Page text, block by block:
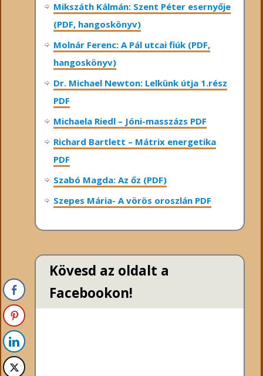
Mikszáth Kálmán: Szent Péter esernyője
(PDF, hangoskönyv)
Molnár Ferenc: A Pál utcai fiúk (PDF,
hangoskönyv)
Dr. Michael Newton: Lelkünk útja 1.rész
PDF
Michaela Riedl – Jóni-masszázs PDF
Richard Bartlett – Mátrix energetika
PDF
Szabó Magda: Az őz (PDF)
Szepes Mária- A vörös oroszlán PDF
Kövesd az oldalt a
Facebookon!